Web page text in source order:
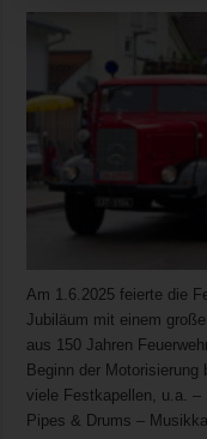
Am 1.6.2025 feierte die
Jubiläum mit einem
aus 150 Jahren
Beginn der Motorisierung
viele Festkapellen, u.a. –
Pipes & Drums –